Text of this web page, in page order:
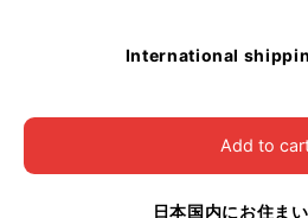
International
Add to
日本国内にお住ま